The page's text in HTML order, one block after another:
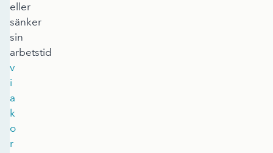
eller
sänker
sin
arbetstid
v
i
a
k
o
r